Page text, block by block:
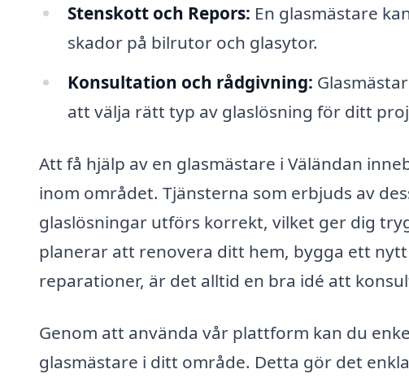
Stenskott och Repors: En glasmästare
skador på bilrutor och glasytor.
Konsultation och rådgivning:
att välja rätt typ av glaslösning för ditt
Att få hjälp av en glasmästare i Väländan
inom området. Tjänsterna som erbjuds av
glaslösningar utförs korrekt, vilket ger dig
planerar att renovera ditt hem, bygga ett
reparationer, är det alltid en bra idé att
Genom att använda vår plattform kan du
glasmästare i ditt område. Detta gör det